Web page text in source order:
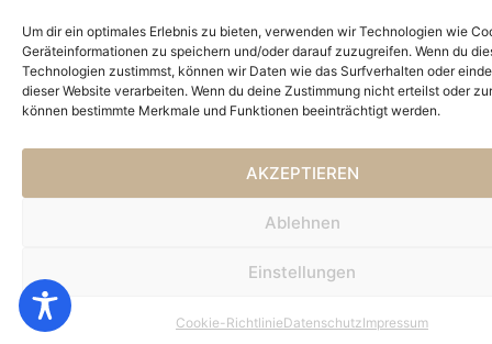
Um dir ein optimales Erlebnis zu bieten, verwenden wir Technologien wie
Geräteinformationen zu speichern und/oder darauf zuzugreifen. Wenn du
Technologien zustimmst, können wir Daten wie das Surfverhalten oder
dieser Website verarbeiten. Wenn du deine Zustimmung nicht erteilst oder
können bestimmte Merkmale und Funktionen beeinträchtigt werden.
AKZEPTIEREN
Ablehnen
Einstellungen
Cookie-RichtlinieDatenschutzImpressum